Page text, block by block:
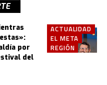
ACTUALIDAD
EL META
REGIÓN
por
del